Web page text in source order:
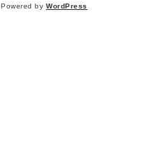
Powered byWordPress